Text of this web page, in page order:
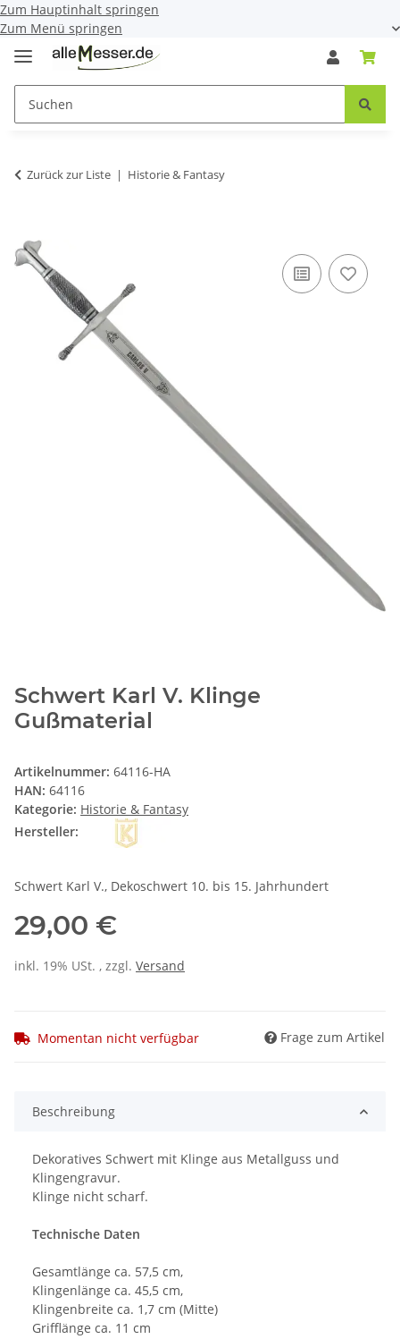
Zum Hauptinhalt springen
Zum Menü springen
Zurück zur Liste Historie & Fantasy
Schwert Karl V. Klinge
Gußmaterial
Artikelnummer: 64116-HA
HAN: 64116
Kategorie: Historie & Fantasy
Hersteller:
Schwert Karl V., Dekoschwert 10. bis 15. Jahrhundert
29,00 €
inkl. 19% USt. , zzgl. Versand
Momentan nicht verfügbar Frage zum Artikel
Beschreibung
Dekoratives Schwert mit Klinge aus Metallguss und
Klingengravur.
Klinge nicht scharf.
Technische Daten
Gesamtlänge ca. 57,5 cm,
Klingenlänge ca. 45,5 cm,
Klingenbreite ca. 1,7 cm (Mitte)
Grifflänge ca. 11 cm